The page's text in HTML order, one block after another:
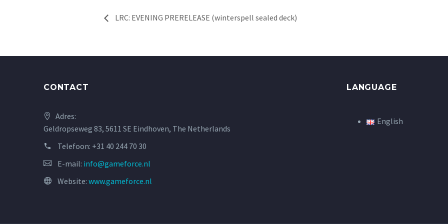
LRC: EVENING PRERELEASE (winterspell sealed deck)
CONTACT
Adres:
Geldropseweg 83, 5611 SE Eindhoven, The Netherlands
Telefoon: +31 40 244 70 30
E-mail: info@gameforce.nl
Website: www.gameforce.nl
LANGUAGE
English